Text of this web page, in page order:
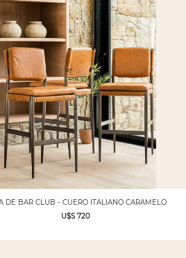
DE BAR CLUB - CUERO ITALIANO CARAMELO
U$S 720